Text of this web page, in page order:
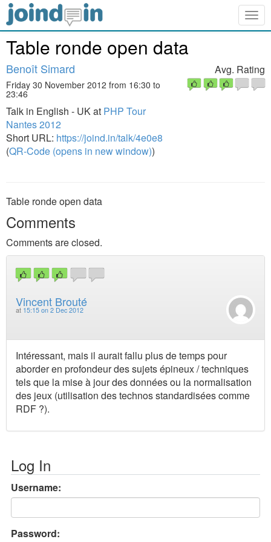
Table ronde open data
Benoît Simard
Friday 30 November 2012 from 16:30 to
23:46
Talk in English - UK at PHP Tour
Nantes 2012
Short URL: https://joind.in/talk/4e0e8
(QR-Code (opens in new window))
Avg. Rating
Table ronde open data
Comments
Comments are closed.
Vincent Brouté
at 15:15 on 2 Dec 2012
Intéressant, mais il aurait fallu plus de temps pour
aborder en profondeur des sujets épineux / techniques
tels que la mise à jour des données ou la normalisation
des jeux (utilisation des technos standardisées comme
RDF ?).
Log In
Username:
Password: